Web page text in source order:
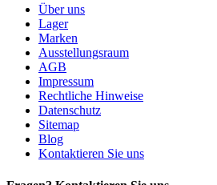
Über uns
Lager
Marken
Ausstellungsraum
AGB
Impressum
Rechtliche Hinweise
Datenschutz
Sitemap
Blog
Kontaktieren Sie uns